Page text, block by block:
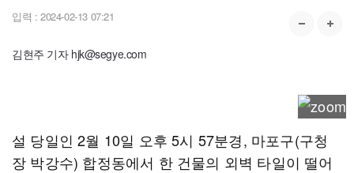
입력 : 2024-02-13 07:21
김현주 기자 hjk@segye.com
설 당일인 2월 10일 오후 5시 57분경, 마포구(구청
장 박강수) 합정동에서 한 건물의 외벽 타일이 떨어